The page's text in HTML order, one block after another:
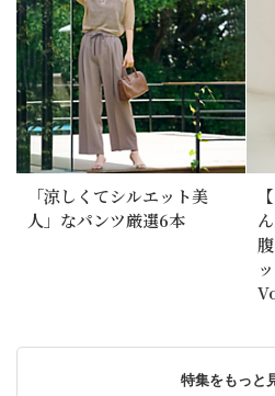
「涼しくてシルエット美
人」なパンツ厳選6本
特集をもっと